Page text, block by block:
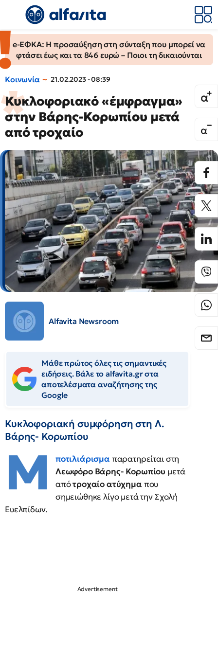
e-ΕΦΚΑ: Η προσαύξηση στη σύνταξη που μπορεί να
φτάσει έως και τα 846 ευρώ – Ποιοι τη δικαιούνται
Κοινωνία 21.02.2023 - 08:39
Κυκλοφοριακό «έμφραγμα»
στην Βάρης-Κορωπίου μετά
από τροχαίο
Alfavita Newsroom
Μάθε πρώτος όλες τις σημαντικές
ειδήσεις. Βάλε το alfavita.gr στα
αποτελέσματα αναζήτησης της
Google
Κυκλοφοριακή συμφόρηση στη Λ.
Βάρης- Κορωπίου
Μ ποτιλιάρισμα παρατηρείται στη
Λεωφόρο Βάρης- Κορωπίου μετά
απότροχαίο ατύχημα που
σημειώθηκε λίγο μετά την Σχολή
Ευελπίδων.